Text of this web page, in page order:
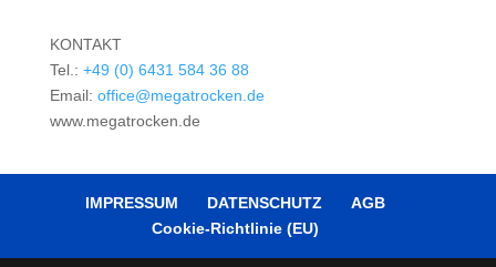
KONTAKT
Tel.: +49 (0) 6431 584 36 88
Email: office@megatrocken.de
www.megatrocken.de
IMPRESSUM DATENSCHUTZ
AGB
Cookie-Richtlinie (EU)